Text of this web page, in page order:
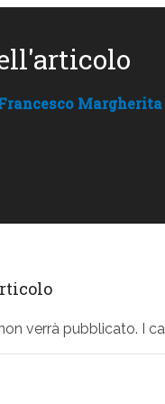
Margherita
verrà pubblicato. I